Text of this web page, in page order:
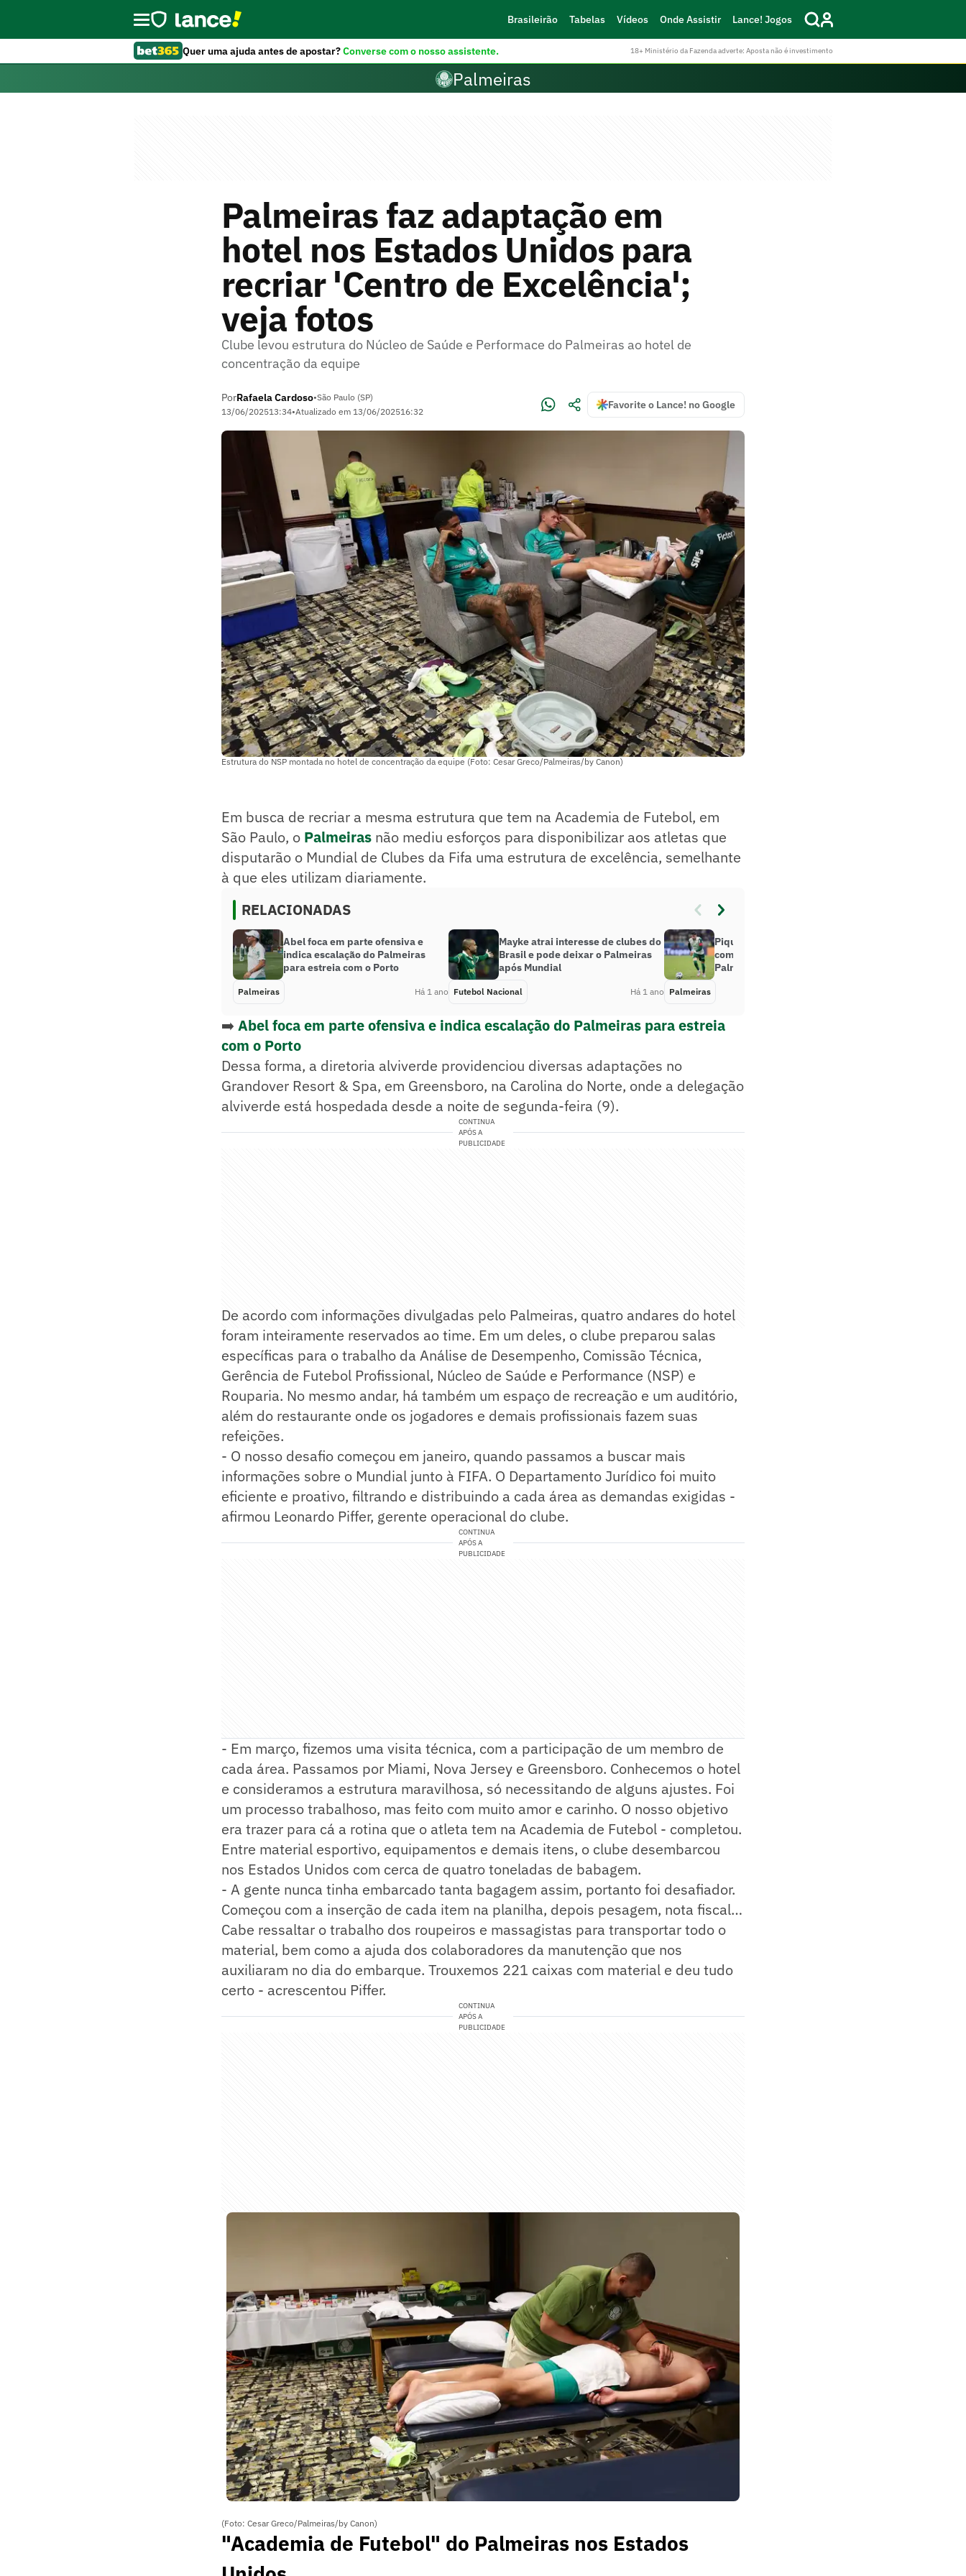
Brasileirão Tabelas Vídeos Onde Assistir Lance! Jogos
Quer uma ajuda antes de apostar?Converse com o nosso assistente. 18+ Ministério da Fazenda adverte: Aposta não é investimento
Palmeiras
Palmeiras faz adaptação em
hotel nos Estados Unidos para
recriar 'Centro de Excelência';
veja fotos
Clube levou estrutura do Núcleo de Saúde e Performace do Palmeiras ao hotel de
concentração da equipe
PorRafaela Cardoso•São Paulo (SP)
13/06/202513:34•Atualizado em 13/06/202516:32
Favorite o Lance! no Google
Estrutura do NSP montada no hotel de concentração da equipe (Foto: Cesar Greco/Palmeiras/by Canon)
Em busca de recriar a mesma estrutura que tem na Academia de Futebol, em
São Paulo, o Palmeiras não mediu esforços para disponibilizar aos atletas que
disputarão o Mundial de Clubes da Fifa uma estrutura de excelência, semelhante
à que eles utilizam diariamente.
RELACIONADAS
Abel foca em parte ofensiva e
indica escalação do Palmeiras
para estreia com o Porto
Palmeiras Há 1 ano
Mayke atrai interesse de clubes do
Brasil e pode deixar o Palmeiras
após Mundial
Futebol Nacional Há 1 ano
Piquerez exalta esforço de Leila
com logística dos convocados do
Palmeiras
Palmeiras
➡️ Abel foca em parte ofensiva e indica escalação do Palmeiras para estreia
com o Porto
Dessa forma, a diretoria alviverde providenciou diversas adaptações no
Grandover Resort & Spa, em Greensboro, na Carolina do Norte, onde a delegação
alviverde está hospedada desde a noite de segunda-feira (9).
CONTINUA
APÓS A
PUBLICIDADE
De acordo com informações divulgadas pelo Palmeiras, quatro andares do hotel
foram inteiramente reservados ao time. Em um deles, o clube preparou salas
específicas para o trabalho da Análise de Desempenho, Comissão Técnica,
Gerência de Futebol Profissional, Núcleo de Saúde e Performance (NSP) e
Rouparia. No mesmo andar, há também um espaço de recreação e um auditório,
além do restaurante onde os jogadores e demais profissionais fazem suas
refeições.
- O nosso desafio começou em janeiro, quando passamos a buscar mais
informações sobre o Mundial junto à FIFA. O Departamento Jurídico foi muito
eficiente e proativo, filtrando e distribuindo a cada área as demandas exigidas -
afirmou Leonardo Piffer, gerente operacional do clube.
CONTINUA
APÓS A
PUBLICIDADE
- Em março, fizemos uma visita técnica, com a participação de um membro de
cada área. Passamos por Miami, Nova Jersey e Greensboro. Conhecemos o hotel
e consideramos a estrutura maravilhosa, só necessitando de alguns ajustes. Foi
um processo trabalhoso, mas feito com muito amor e carinho. O nosso objetivo
era trazer para cá a rotina que o atleta tem na Academia de Futebol - completou.
Entre material esportivo, equipamentos e demais itens, o clube desembarcou
nos Estados Unidos com cerca de quatro toneladas de babagem.
- A gente nunca tinha embarcado tanta bagagem assim, portanto foi desafiador.
Começou com a inserção de cada item na planilha, depois pesagem, nota fiscal…
Cabe ressaltar o trabalho dos roupeiros e massagistas para transportar todo o
material, bem como a ajuda dos colaboradores da manutenção que nos
auxiliaram no dia do embarque. Trouxemos 221 caixas com material e deu tudo
certo - acrescentou Piffer.
CONTINUA
APÓS A
PUBLICIDADE
(Foto: Cesar Greco/Palmeiras/by Canon)
"Academia de Futebol" do Palmeiras nos Estados